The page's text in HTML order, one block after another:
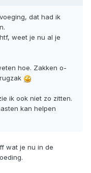
dat had ik
weet je nu al je
hoe. Zakken o-
ik ook niet zo zitten.
kan helpen
wat je nu in de